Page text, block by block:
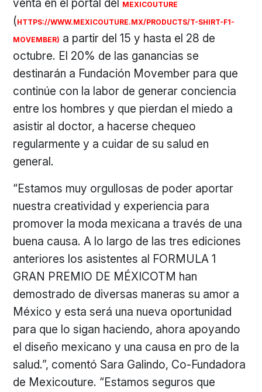
venta en el portal del MEXICOUTURE
(HTTPS://WWW.MEXICOUTURE.MX/PRODUCTS/T-SHIRT-F1-
MOVEMBER) a partir del 15 y hasta el 28 de
octubre. El 20% de las ganancias se
destinarán a Fundación Movember para que
continúe con la labor de generar conciencia
entre los hombres y que pierdan el miedo a
asistir al doctor, a hacerse chequeo
regularmente y a cuidar de su salud en
general.
“Estamos muy orgullosas de poder aportar
nuestra creatividad y experiencia para
promover la moda mexicana a través de una
buena causa. A lo largo de las tres ediciones
anteriores los asistentes al FORMULA 1
GRAN PREMIO DE MÉXICOTM han
demostrado de diversas maneras su amor a
México y esta será una nueva oportunidad
para que lo sigan haciendo, ahora apoyando
el diseño mexicano y una causa en pro de la
salud.”, comentó Sara Galindo, Co-Fundadora
de Mexicouture. “Estamos seguros que